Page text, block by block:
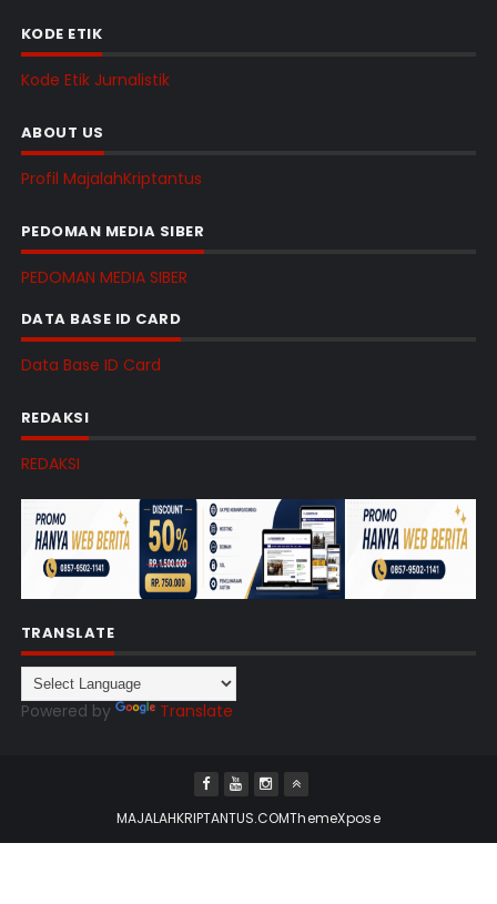
KODE ETIK
Kode Etik Jurnalistik
ABOUT US
Profil MajalahKriptantus
PEDOMAN MEDIA SIBER
PEDOMAN MEDIA SIBER
DATA BASE ID CARD
Data Base ID Card
REDAKSI
REDAKSI
TRANSLATE
Powered by Translate
MAJALAHKRIPTANTUS.COMThemeXpose